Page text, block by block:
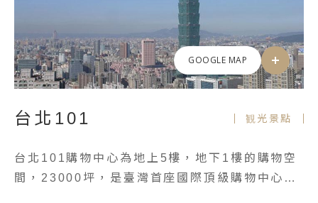
GOOGLE MAP
台北101 観光景點
台北101購物中心為地上5樓，地下1樓的購物空
間，23000坪，是臺灣首座國際頂級購物中心，